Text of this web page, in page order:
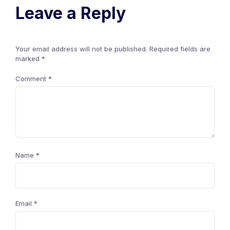
Leave a Reply
Your email address will not be published. Required fields are
marked *
Comment *
Name *
Email *